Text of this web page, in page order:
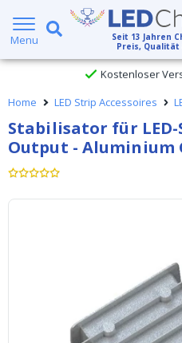
Menu Seit 13 Jahren
Preis, Qualität
Großer
Kostenloser
Heute bestellt, am
Home LED Strip Accessoires
Stabilisator für LED-
Output - Aluminium